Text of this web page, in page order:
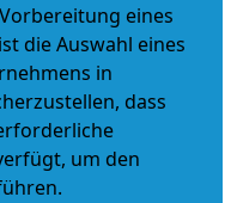
eines
die Auswahl eines
in
dass
um den